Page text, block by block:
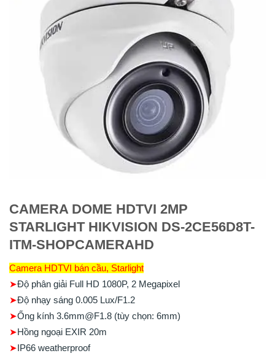
CAMERA DOME HDTVI 2MP
STARLIGHT HIKVISION DS-2CE56D8T-
ITM-SHOPCAMERAHD
Camera HDTVI bán cầu, Starlight
➤Độ phân giải Full HD 1080P, 2 Megapixel
➤Độ nhạy sáng 0.005 Lux/F1.2
➤Ống kính 3.6mm@F1.8 (tùy chọn: 6mm)
➤Hồng ngoại EXIR 20m
➤IP66 weatherproof